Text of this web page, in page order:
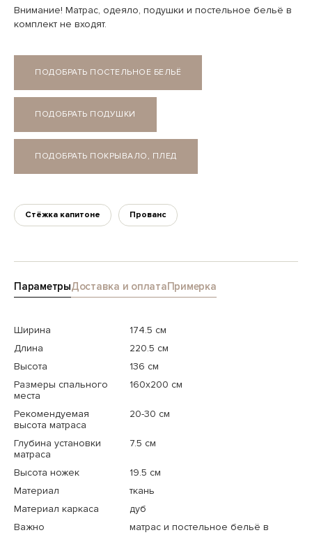
Внимание! Матрас, одеяло, подушки и постельное бельё в
комплект не входят.
ПОДОБРАТЬ ПОСТЕЛЬНОЕ БЕЛЬЁ
ПОДОБРАТЬ ПОДУШКИ
ПОДОБРАТЬ ПОКРЫВАЛО, ПЛЕД
Стёжка капитоне Прованс
ПараметрыДоставка и оплатаПримерка
Ширина
174.5 см
Длина
220.5 см
Высота
136 см
Размеры спального
места
160x200 см
Рекомендуемая
высота матраса
20-30 см
Глубина установки
матраса
7.5 см
Высота ножек
19.5 см
Материал
ткань
Материал каркаса
дуб
Важно
матрас и постельное бельё в